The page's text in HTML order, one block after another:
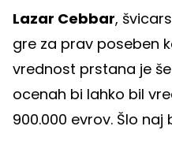
Lazar Cebbar,
gre za prav poseben
vrednost prstana je
ocenah bi lahko bil
900.000 evrov. Šlo